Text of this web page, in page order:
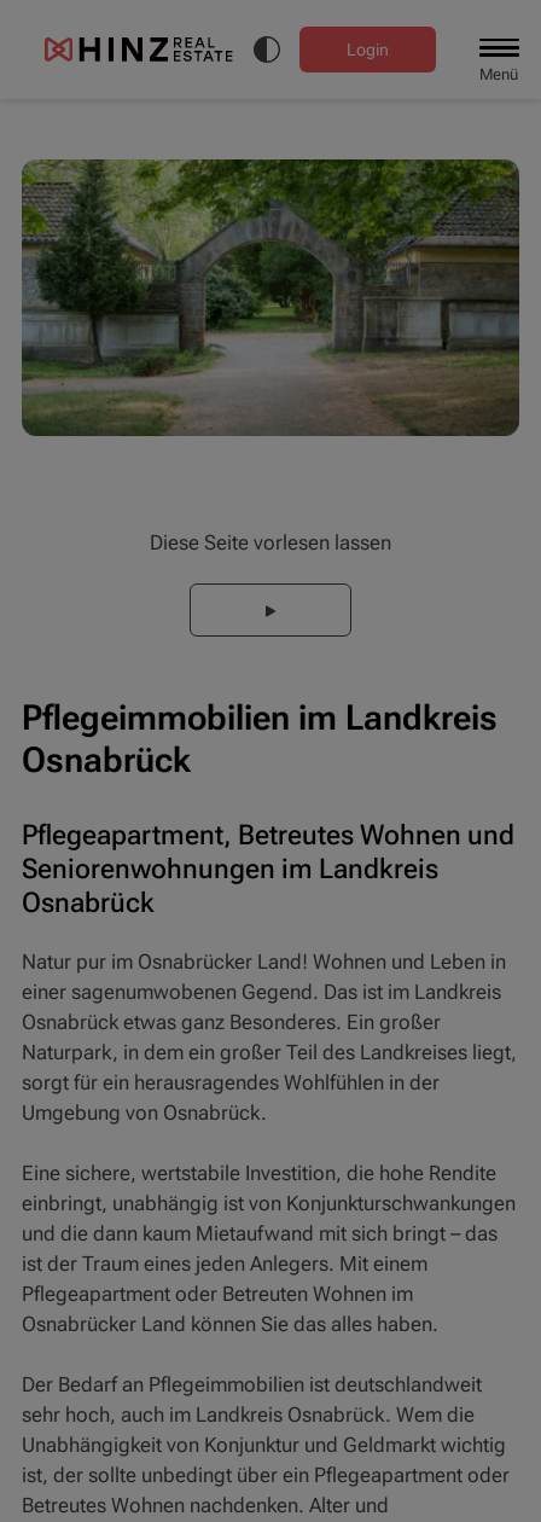
Menü
Login
Diese Seite vorlesen lassen
Pflegeimmobilien im Landkreis
Osnabrück
Pflegeapartment, Betreutes Wohnen und
Seniorenwohnungen im Landkreis
Osnabrück
Natur pur im Osnabrücker Land! Wohnen und Leben in
einer sagenumwobenen Gegend. Das ist im Landkreis
Osnabrück etwas ganz Besonderes. Ein großer
Naturpark, in dem ein großer Teil des Landkreises liegt,
sorgt für ein herausragendes Wohlfühlen in der
Umgebung von Osnabrück.
Eine sichere, wertstabile Investition, die hohe Rendite
einbringt, unabhängig ist von Konjunkturschwankungen
und die dann kaum Mietaufwand mit sich bringt – das
ist der Traum eines jeden Anlegers. Mit einem
Pflegeapartment oder Betreuten Wohnen im
Osnabrücker Land können Sie das alles haben.
Der Bedarf an Pflegeimmobilien ist deutschlandweit
sehr hoch, auch im Landkreis Osnabrück. Wem die
Unabhängigkeit von Konjunktur und Geldmarkt wichtig
ist, der sollte unbedingt über ein Pflegeapartment oder
Betreutes Wohnen nachdenken. Alter und